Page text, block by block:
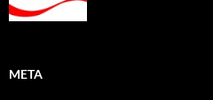
META